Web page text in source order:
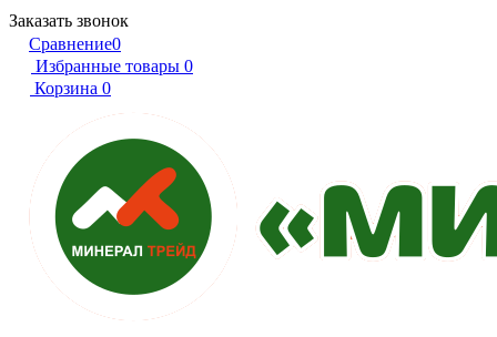
Заказать звонок
Сравнение0
Избранные товары 0
Корзина 0